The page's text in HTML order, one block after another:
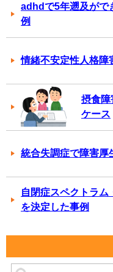
adhdで5年遡及がで
例
情緒不安定性人格障
摂食障
ケース
統合失調症で障害厚
自閉症スペクトラム
を決定した事例